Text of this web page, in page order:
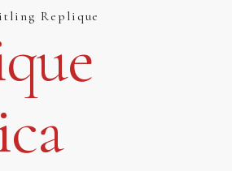
Replique